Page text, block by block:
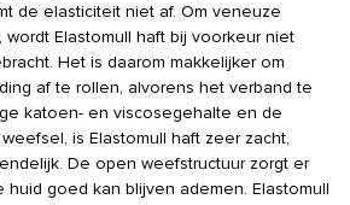
de elasticiteit niet af. Om veneuze
Elastomull haft bij voorkeur niet
Het is daarom makkelijker om
af te rollen, alvorens het verband te
katoen- en viscosegehalte en de
is Elastomull haft zeer zacht,
De open weefstructuur zorgt er
goed kan blijven ademen. Elastomull